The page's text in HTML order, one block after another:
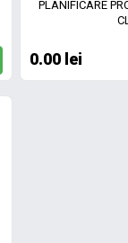
PLANIFICARE
0.00 lei